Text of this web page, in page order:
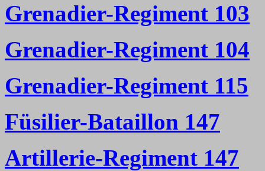
Grenadier-Regiment 103
Grenadier-Regiment 104
Grenadier-Regiment 115
Füsilier-Bataillon 147
Artillerie-Regiment 147